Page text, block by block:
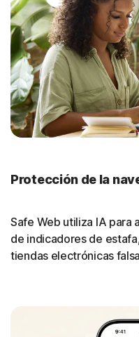
Protección de la
Safe Web utiliza IA para
de indicadores de
tiendas electrónicas